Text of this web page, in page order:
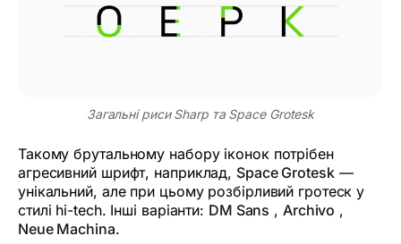
Загальні риси Sharp та Space Grotesk
Такому брутальному набору іконок потрібен
агресивний шрифт, наприклад, Space Grotesk—
унікальний, але при цьому розбірливий гротеск у
стилі hi-tech. Інші варіанти: DM Sans , Archivo ,
Neue Machina.